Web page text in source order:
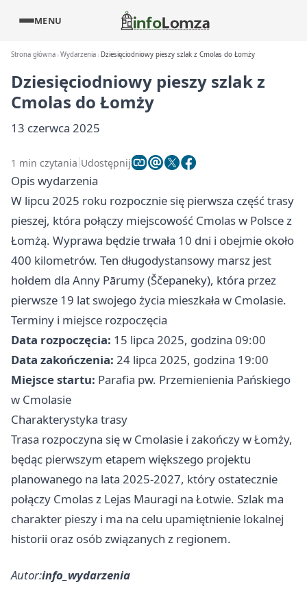
MENU
Strona główna Wydarzenia Dziesięciodniowy pieszy szlak z Cmolas do Łomży
Dziesięciodniowy pieszy szlak z
Cmolas do Łomży
13 czerwca 2025
1 min czytania Udostępnij
Opis wydarzenia
W lipcu 2025 roku rozpocznie się pierwsza część trasy
pieszej, która połączy miejscowość Cmolas w Polsce z
Łomżą. Wyprawa będzie trwała 10 dni i obejmie około
400 kilometrów. Ten długodystansowy marsz jest
hołdem dla Anny Pārumy (Ščepaneky), która przez
pierwsze 19 lat swojego życia mieszkała w Cmolasie.
Terminy i miejsce rozpoczęcia
Data rozpoczęcia: 15 lipca 2025, godzina 09:00
Data zakończenia: 24 lipca 2025, godzina 19:00
Miejsce startu: Parafia pw. Przemienienia Pańskiego
w Cmolasie
Charakterystyka trasy
Trasa rozpoczyna się w Cmolasie i zakończy w Łomży,
będąc pierwszym etapem większego projektu
planowanego na lata 2025-2027, który ostatecznie
połączy Cmolas z Lejas Mauragi na Łotwie. Szlak ma
charakter pieszy i ma na celu upamiętnienie lokalnej
historii oraz osób związanych z regionem.
Autor:info_wydarzenia